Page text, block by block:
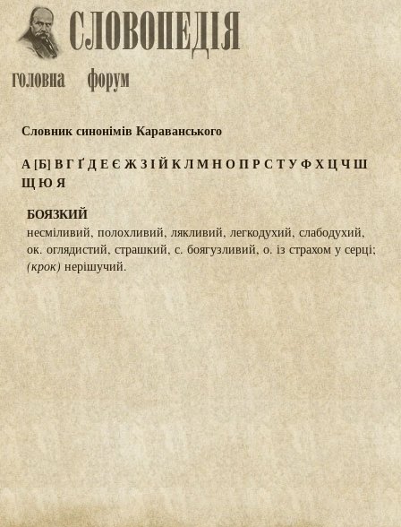
Словник синонімів Караванського
А[Б] ВГҐДЕЄ ЖЗІЙКЛМНОПР С ТУФХЦЧШ
ЩЮ Я
БОЯЗКИЙ
несміливий, полохливий, лякливий, легкодухий, слабодухий,
ок. оглядистий, страшкий, с. боягузливий, о. із страхом у серці;
(крок) нерішучий.